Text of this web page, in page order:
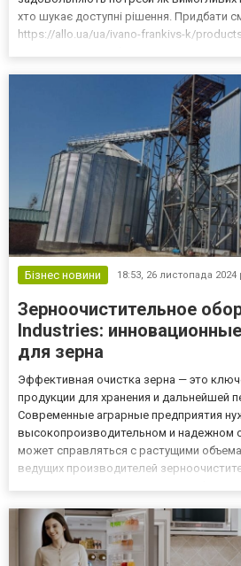
хто шукає доступні рішення. Придбати
https://allo.ua/ua/ivano-frankivs-k/
Бізнес новини 18:53, 26 листопада 2024
Зерноочистительное
Industries:
для зерна
Эффективная очистка зерна — это
продукции для хранения и дальнейшей
Современные аграрные предприятия
высокопроизводительном и надежном
может справляться с растущими
ведущих производителей
принципы работы зерноочистит...